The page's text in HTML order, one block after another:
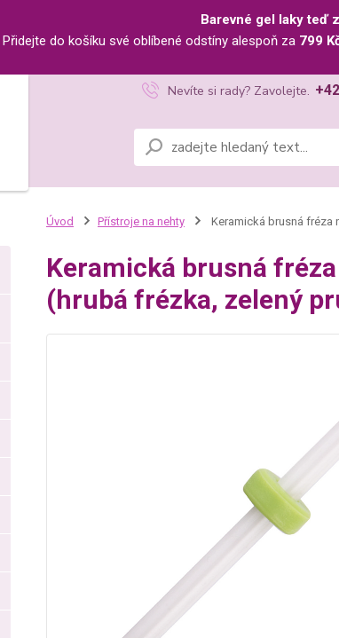
Barevné gel laky teď
Přidejte do košíku své oblíbené odstíny alespoň za 799
Nevíte si rady? Zavolejte.
Úvod Přístroje na nehty Keramická brusná fréza
Keramická brusná
(hrubá frézka, zelený